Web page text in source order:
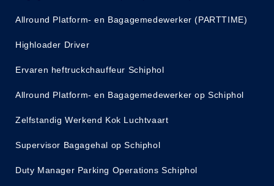
Allround Platform- en Bagagemedewerker (PARTTIME)
Highloader Driver
Ervaren heftruckchauffeur Schiphol
Allround Platform- en Bagagemedewerker op Schiphol
Zelfstandig Werkend Kok Luchtvaart
Supervisor Bagagehal op Schiphol
Duty Manager Parking Operations Schiphol